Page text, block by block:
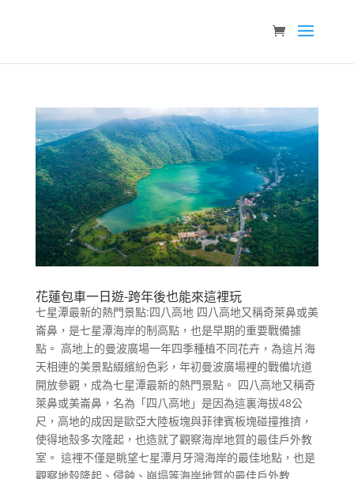
花蓮包車一日遊-跨年後也能來這裡玩
七星潭最新的熱門景點:四八高地 四八高地又稱奇萊鼻或美
崙鼻，是七星潭海岸的制高點，也是早期的重要戰備據
點。 高地上的曼波廣場一年四季種植不同花卉，為這片海
天相連的美景點綴繽紛色彩，年初曼波廣場裡的戰備坑道
開放參觀，成為七星潭最新的熱門景點。 四八高地又稱奇
萊鼻或美崙鼻，名為「四八高地」是因為這裏海拔48公
尺，高地的成因是歐亞大陸板塊與菲律賓板塊碰撞推擠，
使得地殼多次隆起，也造就了觀察海岸地質的最佳戶外教
室。 這裡不僅是眺望七星潭月牙灣海岸的最佳地點，也是
觀察地殼隆起、侵蝕、崩塌等海岸地質的最佳戶外教